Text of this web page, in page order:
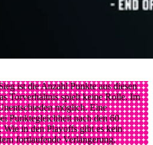
ist die Anzahl Punkte aus diesen
Torverhältnis spielt keine Rolle. Im
möglich. Eine
Punktegleichheit nach den 60
in den Playoffs gibt es kein
fortlaufende Verlängerung.